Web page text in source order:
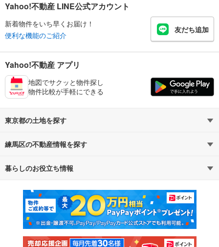
Yahoo!不動産 LINE公式アカウント
新着物件をいち早くお届け！
便利な機能のご紹介
友だち追加
Yahoo!不動産 アプリ
地図でサクッと物件探し
物件比較が手軽にできる
東京都の土地を探す
路線・駅から探す
通勤・通学時間から探す
練馬区の不動産情報を探す
不動産・住宅
新築マンション 中古マンション
新築一戸建て 中古一戸建て
暮らしのお役立ち情報
マンションカタログ 教えて！住まいの先生